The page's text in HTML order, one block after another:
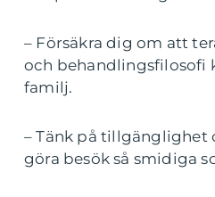
– Försäkra dig om att
och behandlingsfilosofi
familj.
– Tänk på tillgänglighet
göra besök så smidiga